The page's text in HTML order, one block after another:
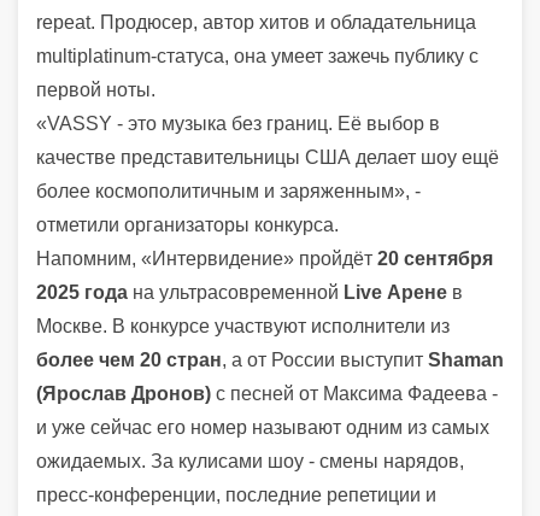
repeat. Продюсер, автор хитов и обладательница
multiplatinum-статуса, она умеет зажечь публику с
первой ноты.
«VASSY - это музыка без границ. Её выбор в
качестве представительницы США делает шоу ещё
более космополитичным и заряженным», -
отметили организаторы конкурса.
Напомним, «Интервидение» пройдёт 20 сентября
2025 года на ультрасовременной Live Арене в
Москве. В конкурсе участвуют исполнители из
более чем 20 стран, а от России выступит Shaman
(Ярослав Дронов) с песней от Максима Фадеева -
и уже сейчас его номер называют одним из самых
ожидаемых. За кулисами шоу - смены нарядов,
пресс-конференции, последние репетиции и